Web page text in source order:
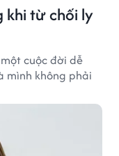
khi từ chối ly
cuộc đời dễ
mình không phải